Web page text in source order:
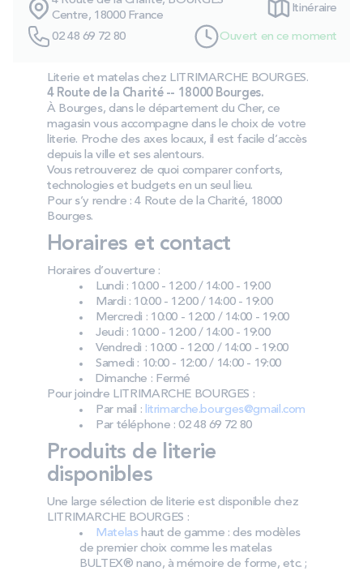
PROMOS
Nos engagements
Storelocator
ContactMon compte
Centre, 18000 France
Itinéraire
02 48 69 72 80 Ouvert en ce moment
Literie et matelas chez LITRIMARCHE BOURGES.
4 Route de la Charité -- 18000 Bourges.
À Bourges, dans le département du Cher, ce
magasin vous accompagne dans le choix de votre
literie. Proche des axes locaux, il est facile d’accès
depuis la ville et ses alentours.
Vous retrouverez de quoi comparer conforts,
technologies et budgets en un seul lieu.
Pour s’y rendre : 4 Route de la Charité, 18000
Bourges.
Horaires et contact
Horaires d’ouverture :
Lundi : 10:00 - 12:00 / 14:00 - 19:00
Mardi : 10:00 - 12:00 / 14:00 - 19:00
Mercredi : 10:00 - 12:00 / 14:00 - 19:00
Jeudi : 10:00 - 12:00 / 14:00 - 19:00
Vendredi : 10:00 - 12:00 / 14:00 - 19:00
Samedi : 10:00 - 12:00 / 14:00 - 19:00
Dimanche : Fermé
Pour joindre LITRIMARCHE BOURGES :
Par mail : litrimarche.bourges@gmail.com
Par téléphone : 02 48 69 72 80
Produits de literie
disponibles
Une large sélection de literie est disponible chez
LITRIMARCHE BOURGES :
Matelashaut de gamme : des modèles
de premier choix comme les matelas
BULTEX® nano, à mémoire de forme, etc. ;